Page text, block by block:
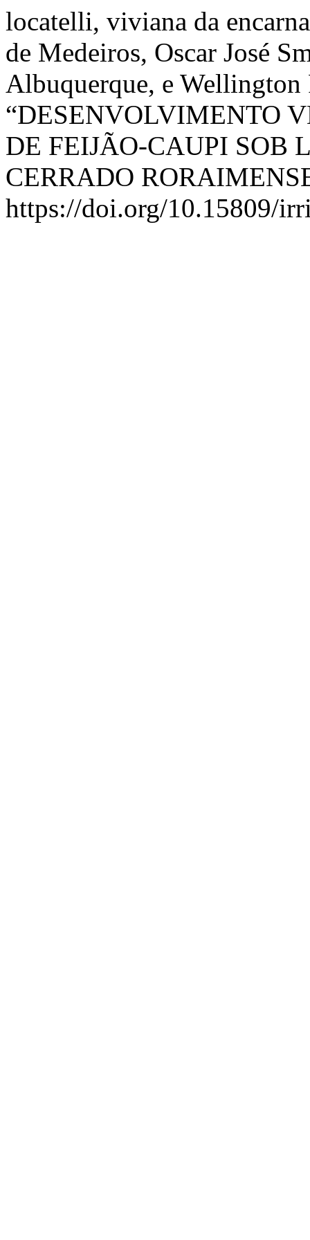
locatelli, viviana da
de Medeiros, Oscar José
Albuquerque, e
“DESENVOLVIMENTO
DE FEIJÃO-CAUPI SOB
CERRADO
https://doi.org/10.15809/